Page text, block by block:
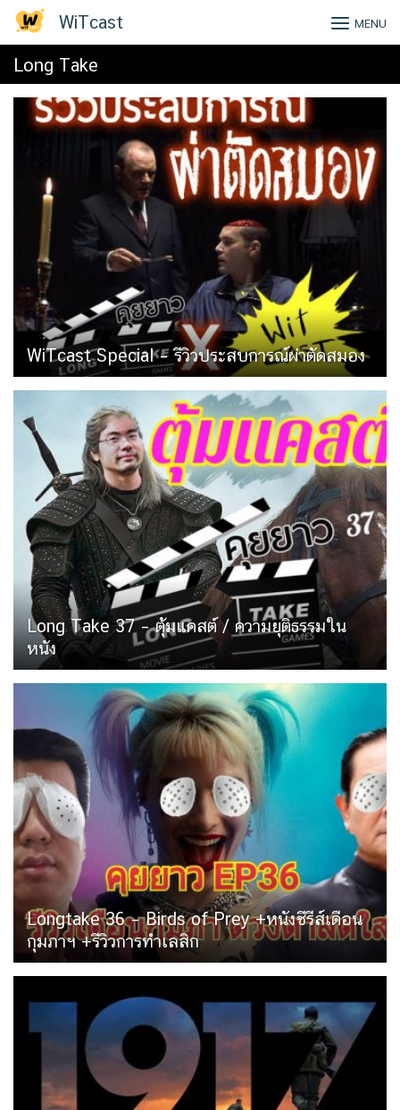
Skip
WiTcast MENU
Long Take
WiTcast Special – รีวิวประสบการณ์ผ่าตัดสมอง
Long Take 37 – ตุ้มแคสต์ / ความยุติธรรมใน
หนัง
Longtake 36 – Birds of Prey +หนังซีรีส์เดือน
กุมภาฯ +รีวิวการทำเลสิก